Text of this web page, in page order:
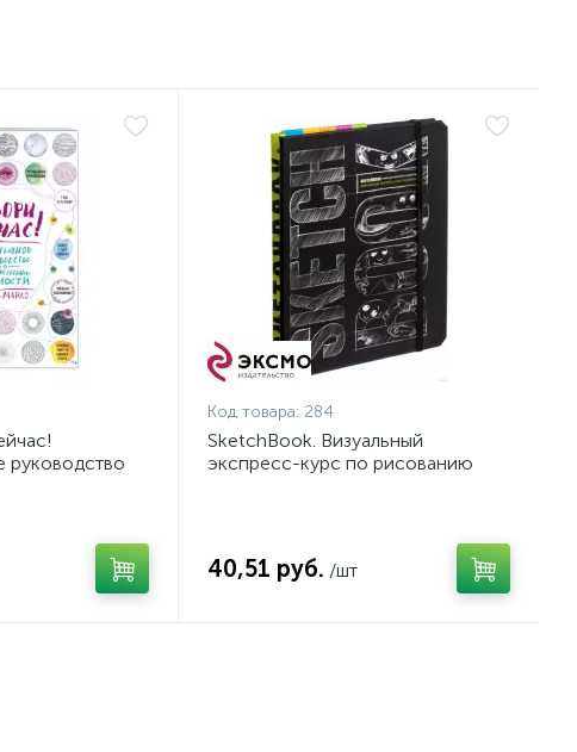
руководство
Код товара: 284
SketchBook. Визуальный
экспресс-курс по рисованию
40,51 руб. /шт